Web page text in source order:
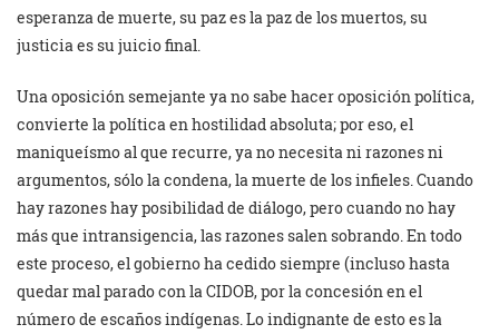
esperanza de muerte, su paz es la paz de los muertos, su
justicia es su juicio final.
Una oposición semejante ya no sabe hacer oposición política,
convierte la política en hostilidad absoluta; por eso, el
maniqueísmo al que recurre, ya no necesita ni razones ni
argumentos, sólo la condena, la muerte de los infieles. Cuando
hay razones hay posibilidad de diálogo, pero cuando no hay
más que intransigencia, las razones salen sobrando. En todo
este proceso, el gobierno ha cedido siempre (incluso hasta
quedar mal parado con la CIDOB, por la concesión en el
número de escaños indígenas. Lo indignante de esto es la